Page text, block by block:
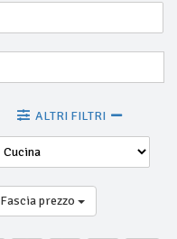
ALTRI FILTRI
Fascia prezzo